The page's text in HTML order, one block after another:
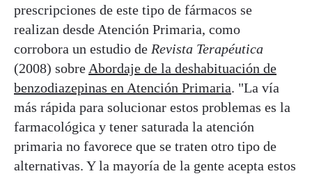
prescripciones de este tipo de fármacos se
realizan desde Atención Primaria, como
corrobora un estudio de Revista Terapéutica
(2008) sobre Abordaje de la deshabituación de
benzodiazepinas en Atención Primaria. "La vía
más rápida para solucionar estos problemas es la
farmacológica y tener saturada la atención
primaria no favorece que se traten otro tipo de
alternativas. Y la mayoría de la gente acepta estos